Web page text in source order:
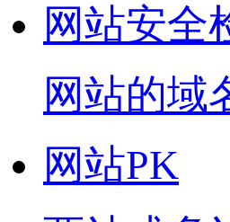
网站安全
网站的域
网站PK